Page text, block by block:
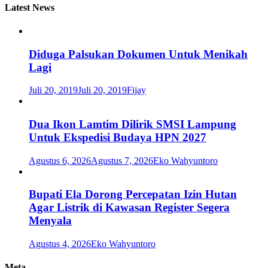
Latest News
Diduga Palsukan Dokumen Untuk Menikah
Lagi
Juli 20, 2019Juli 20, 2019Fijay
Dua Ikon Lamtim Dilirik SMSI Lampung
Untuk Ekspedisi Budaya HPN 2027
Agustus 6, 2026Agustus 7, 2026Eko Wahyuntoro
Bupati Ela Dorong Percepatan Izin Hutan
Agar Listrik di Kawasan Register Segera
Menyala
Agustus 4, 2026Eko Wahyuntoro